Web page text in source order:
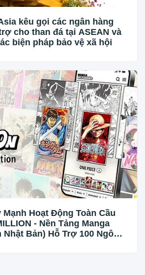
kêu gọi các ngân hàng
cho than đá tại ASEAN và
biện pháp bảo vệ xã hội
Hoạt Động Toàn Cầu
- Nền Tảng Manga
Nhật Bản) Hỗ Trợ 100 Ngôn